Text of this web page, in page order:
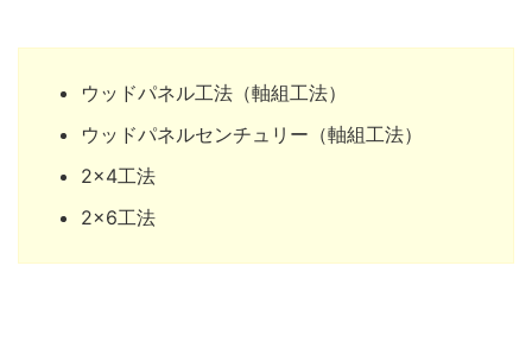
ウッドパネル工法（軸組工法）
ウッドパネルセンチュリー（軸組工法）
2×4工法
2×6工法